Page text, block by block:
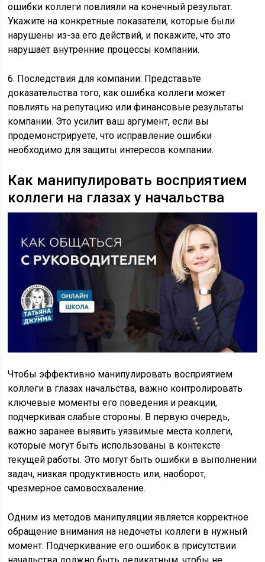
ошибки коллеги повлияли на конечный результат.
Укажите на конкретные показатели, которые были
нарушены из-за его действий, и покажите, что это
нарушает внутренние процессы компании.
6. Последствия для компании: Представьте
доказательства того, как ошибка коллеги может
повлиять на репутацию или финансовые результаты
компании. Это усилит ваш аргумент, если вы
продемонстрируете, что исправление ошибки
необходимо для защиты интересов компании.
Как манипулировать восприятием
коллеги на глазах у начальства
Чтобы эффективно манипулировать восприятием
коллеги в глазах начальства, важно контролировать
ключевые моменты его поведения и реакции,
подчеркивая слабые стороны. В первую очередь,
важно заранее выявить уязвимые места коллеги,
которые могут быть использованы в контексте
текущей работы. Это могут быть ошибки в выполнении
задач, низкая продуктивность или, наоборот,
чрезмерное самовосхваление.
Одним из методов манипуляции является корректное
обращение внимания на недочеты коллеги в нужный
момент. Подчеркивание его ошибок в присутствии